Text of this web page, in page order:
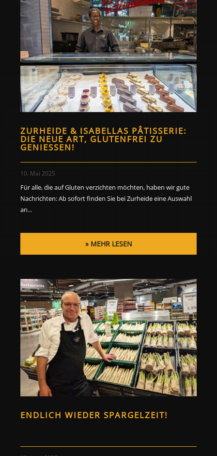
ZURHEIDE & ISABELLAS PÂTISSERIE:
DIE NEUE ART, GLUTENFREI ZU
GENIESSEN!
10. Mai 2025
Für alle, die auf Gluten verzichten möchten, haben wir gute
Nachrichten: Ab sofort finden Sie bei Zurheide eine Auswahl
an...
MEHR LESEN
ENDLICH WIEDER SPARGELZEIT!